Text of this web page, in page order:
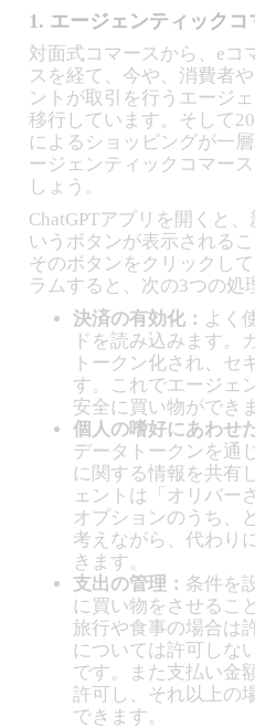
1. エージェンティック
対面式コマースから、eコ
スを経て、今や、消費者
ントが取引を行うエージ
移行しています。そして
によるショッピングが一
ージェンティックコマー
しょう。
ChatGPTアプリを開くと
いうボタンが表示される
そのボタンをクリックし
ラムすると、次の3つの処
決済の有効化： よく
ドを読み込みます。
トークン化され、セ
す。これでエージェ
安全に買い物ができ
個人の嗜好にあわせ
データトークンを通
に関する情報を共有
ェントは「オリバー
オプションのうち、
考えながら、代わり
きます。
支出の管理： 条件を
に買い物をさせるこ
旅行や食事の場合は
については許可しな
です。また支払い金
許可し、それ以上の
できます。